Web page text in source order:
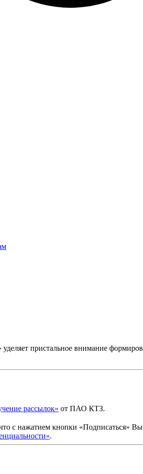
пристальное внимание
рассылок» от ПАО КТЗ.
с нажатием кнопки «Подписаться»
.